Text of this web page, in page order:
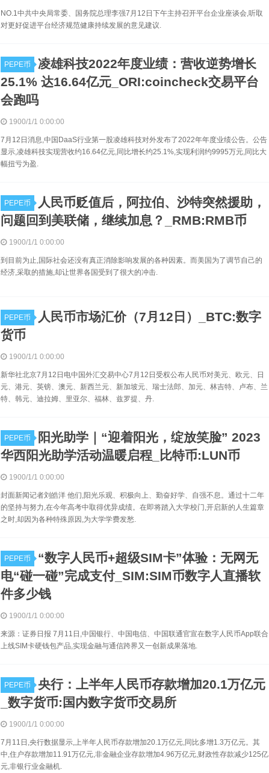
NO.1中共中央局常委、国务院总理李强7月12日下午主持召开平台企业座谈会,听取
对更好促进平台经济规范健康持续发展的意见建议.
PEPE币
凌雄科技2022年度业绩：营收逆势增长
25.1% 达16.64亿元_ORI:coincheck交易平台
会跑吗
1900/1/1 0:00:00
7月12日消息,中国DaaS行业第一股凌雄科技对外发布了2022年年度业绩公告。公告
显示,凌雄科技实现营收约16.64亿元,同比增长约25.1%,实现利润约9995万元,同比大
幅扭亏为盈.
PEPE币
人民币贬值后，阿拉伯、沙特突然援助，
问题回到美联储，继续加息？_RMB:RMB币
1900/1/1 0:00:00
到目前为止,国际社会还没有真正消除影响发展的各种因素。而美国为了调节自己的
经济,采取的措施,却让世界各国受到了很大的冲击.
PEPE币
人民币市场汇价（7月12日）_BTC:数字
货币
1900/1/1 0:00:00
新华社北京7月12日电中国外汇交易中心7月12日受权公布人民币对美元、欧元、日
元、港元、英镑、澳元、新西兰元、新加坡元、瑞士法郎、加元、林吉特、卢布、兰
特、韩元、迪拉姆、里亚尔、福林、兹罗提、丹.
PEPE币
阳光助学｜“迎着阳光，绽放笑脸” 2023
华西阳光助学活动温暖启程_比特币:LUN币
1900/1/1 0:00:00
封面新闻记者刘皓洋 他们,阳光乐观、积极向上、勤奋好学、自强不息。通过十二年
的坚持与努力,在今年高考中取得优异成绩。在即将踏入大学校门,开启新的人生篇章
之时,却因为各种特殊原因,为大学学费发愁.
PEPE币
“数字人民币+超级SIM卡”体验：无网无
电“碰一碰”完成支付_SIM:SIM币数字人直播软
件多少钱
1900/1/1 0:00:00
来源：证券日报 7月11日,中国银行、中国电信、中国联通官宣在数字人民币App联合
上线SIM卡硬钱包产品,实现金融与通信跨界又一创新成果落地.
PEPE币
央行：上半年人民币存款增加20.1万亿元
_数字货币:国内数字货币交易所
1900/1/1 0:00:00
7月11日,央行数据显示,上半年人民币存款增加20.1万亿元,同比多增1.3万亿元。其
中,住户存款增加11.91万亿元,非金融企业存款增加4.96万亿元,财政性存款减少125亿
元,非银行业金融机.